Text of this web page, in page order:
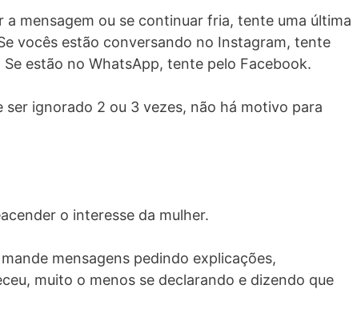
a mensagem ou se continuar fria, tente uma última
vocês estão conversando no Instagram, tente
estão no WhatsApp, tente pelo Facebook.
ser ignorado 2 ou 3 vezes, não há motivo para
o interesse da mulher.
mensagens pedindo explicações,
muito o menos se declarando e dizendo que